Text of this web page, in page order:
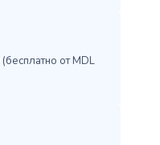
(бесплатно от MDL